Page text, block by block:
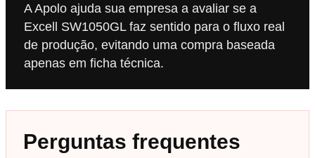
A Apolo ajuda sua empresa a avaliar se a
Excell SW1050GL faz sentido para o fluxo real
de produção, evitando uma compra baseada
apenas em ficha técnica.
Perguntas frequentes